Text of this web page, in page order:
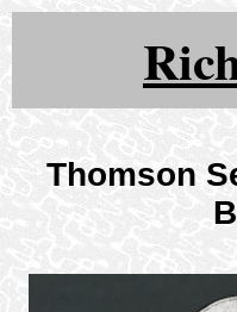
Thomson